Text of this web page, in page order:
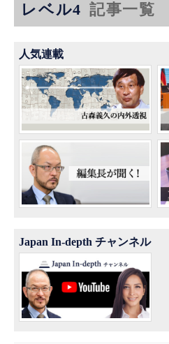
レベル4 記事一覧
人気連載
Japan In-depth チャンネル